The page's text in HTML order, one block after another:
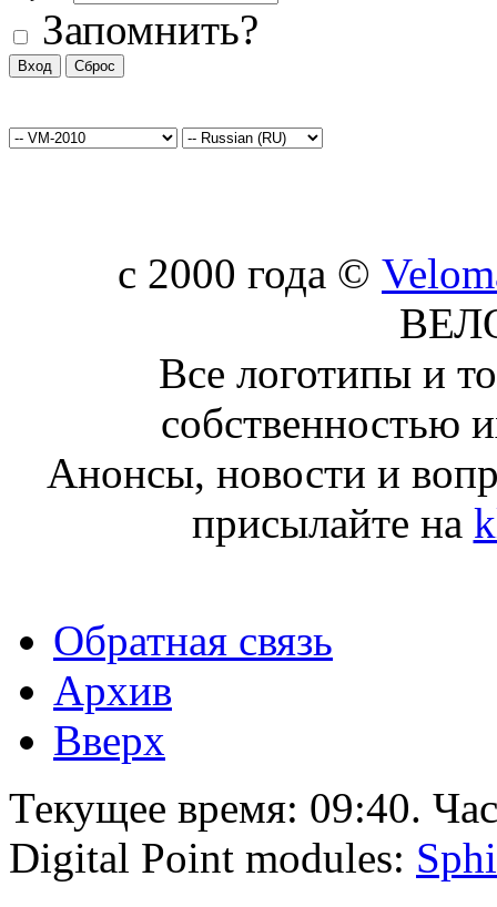
Запомнить?
c 2000 года ©
Все логотипы и
собственностью
Анонсы, новости и
присылайте на
Обратная связь
Архив
Вверх
Текущее время: 09:40.
Digital Point modules: